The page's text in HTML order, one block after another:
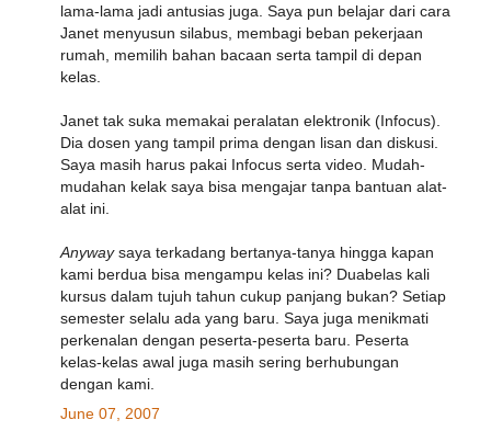
lama-lama jadi antusias juga. Saya pun belajar dari cara
Janet menyusun silabus, membagi beban pekerjaan
rumah, memilih bahan bacaan serta tampil di depan
kelas.
Janet tak suka memakai peralatan elektronik (Infocus).
Dia dosen yang tampil prima dengan lisan dan diskusi.
Saya masih harus pakai Infocus serta video. Mudah-
mudahan kelak saya bisa mengajar tanpa bantuan alat-
alat ini.
Anywaysaya terkadang bertanya-tanya hingga kapan
kami berdua bisa mengampu kelas ini? Duabelas kali
kursus dalam tujuh tahun cukup panjang bukan? Setiap
semester selalu ada yang baru. Saya juga menikmati
perkenalan dengan peserta-peserta baru. Peserta
kelas-kelas awal juga masih sering berhubungan
dengan kami.
June 07, 2007